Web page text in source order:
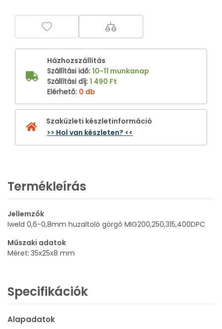
Házhozszállítás
Szállítási idő: 10-11 munkanap
Szállítási díj: 1 490 Ft
Elérhető: 0 db
Szaküzleti készletinformáció
>> Hol van készleten? <<
Termékleírás
Jellemzők
Iweld 0,6-0,8mm huzaltoló görgő MIG200,250,315,400DPC
Műszaki adatok
Méret: 35x25x8 mm
Specifikációk
Alapadatok